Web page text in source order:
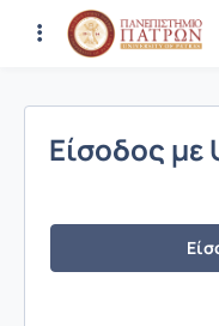
Σύνδεση
Είσοδος με